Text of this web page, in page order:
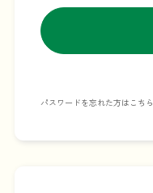
パスワードを忘れた方はこちら